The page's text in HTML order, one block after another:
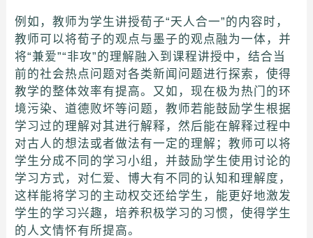
例如，教师为学生讲授荀子“天人合一”的内容时，
教师可以将荀子的观点与墨子的观点融为一体，并
将“兼爱”“非攻”的理解融入到课程讲授中，结合当
前的社会热点问题对各类新闻问题进行探索，使得
教学的整体效率有提高。又如，现在极为热门的环
境污染、道德败坏等问题，教师若能鼓励学生根据
学习过的理解对其进行解释，然后能在解释过程中
对古人的想法或者做法有一定的理解；教师可以将
学生分成不同的学习小组，并鼓励学生使用讨论的
学习方式，对仁爱、博大有不同的认知和理解度，
这样能将学习的主动权交还给学生，能更好地激发
学生的学习兴趣，培养积极学习的习惯，使得学生
的人文情怀有所提高。